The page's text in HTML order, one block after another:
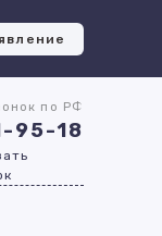
по РФ
95-18